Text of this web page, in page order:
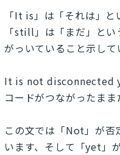
「It is」は「それは」と
「still」は「まだ」と
がっいていること示して
It is not disconnected
コードがつながったまま
この文では「Not」が
います、そして「yet」